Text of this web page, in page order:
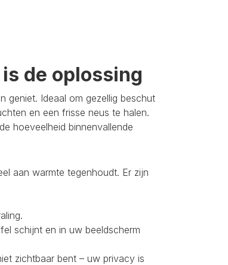
de oplossing
geniet. Ideaal om gezellig beschut
en een frisse neus te halen.
hoeveelheid binnenvallende
aan warmte tegenhoudt. Er zijn
schijnt en in uw beeldscherm
zichtbaar bent – uw privacy is